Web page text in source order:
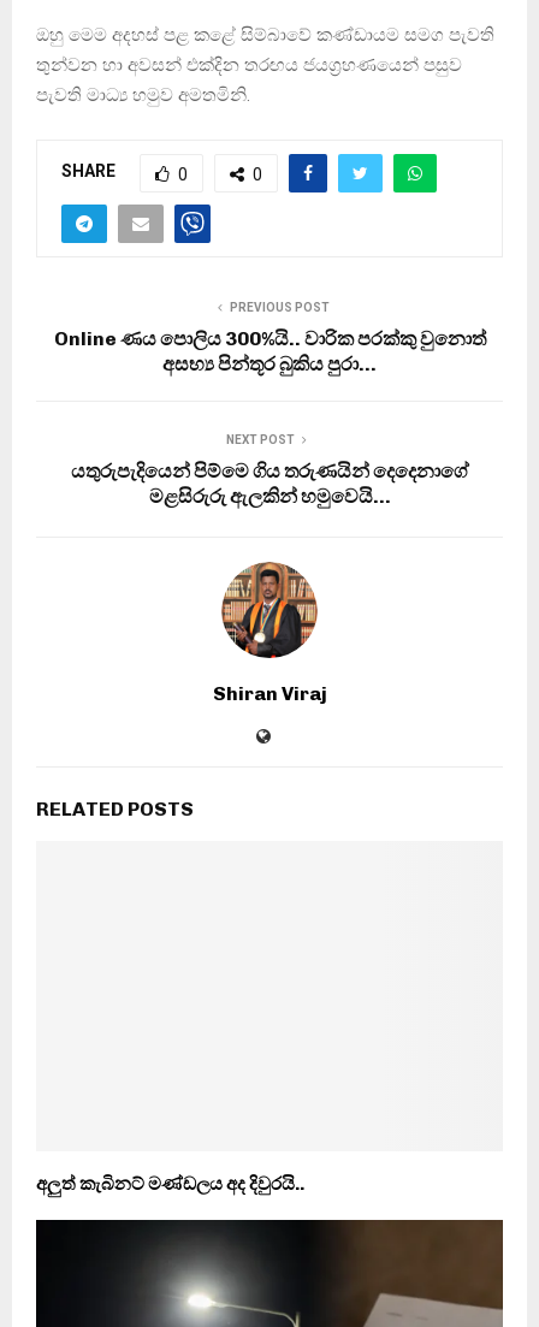
ඔහු මෙම අදහස් පළ කළේ සිම්බාවේ කණ්ඩායම සමග පැවති
තුන්වන හා අවසන් එක්දින තරඟය ජයග්‍රහණයෙන් පසුව
පැවති මාධ්‍ය හමුව අමතමිනි.
SHARE 0 0
PREVIOUS POST
Online ණය පොලිය 300%යි.. වාරික පරක්කු වුනොත්
අසභ්‍ය පින්තූර බුකිය පුරා…
NEXT POST
යතුරුපැදියෙන් පිම්මෙ ගිය තරුණයින් දෙදෙනාගේ
මළසිරුරු ඇලකින් හමුවෙයි…
Shiran Viraj
RELATED POSTS
අලුත් කැබිනට් මණ්ඩලය අද දිවුරයි..